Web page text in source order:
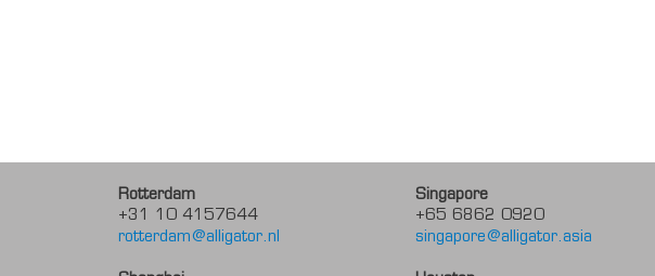
Rotterdam
+31 10 4157644
rotterdam@alligator.nl
Singapore
+65 6862 0920
singapore@alligator.asia